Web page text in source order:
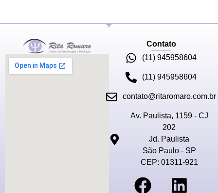
Contato
(11) 945958604
(11) 945958604
contato@ritaromaro.com.br
Av. Paulista, 1159 - CJ
202
Jd. Paulista
São Paulo - SP
CEP: 01311-921